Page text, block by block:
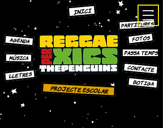
INICI
PARTITURES
AGENDA
MÚSICA
LLETRES
FOTOS
PASSA TEMPS
CONTACTE
Projecte escolar
bOTIGA